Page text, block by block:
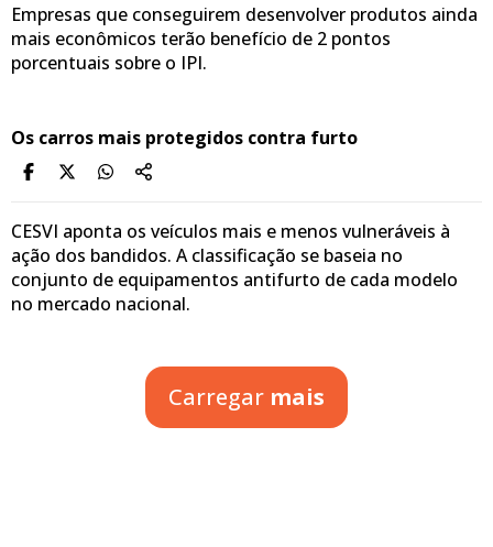
Empresas que conseguirem desenvolver produtos ainda
mais econômicos terão benefício de 2 pontos
porcentuais sobre o IPI.
Os carros mais protegidos contra furto
CESVI aponta os veículos mais e menos vulneráveis à
ação dos bandidos. A classificação se baseia no
conjunto de equipamentos antifurto de cada modelo
no mercado nacional.
Carregar mais